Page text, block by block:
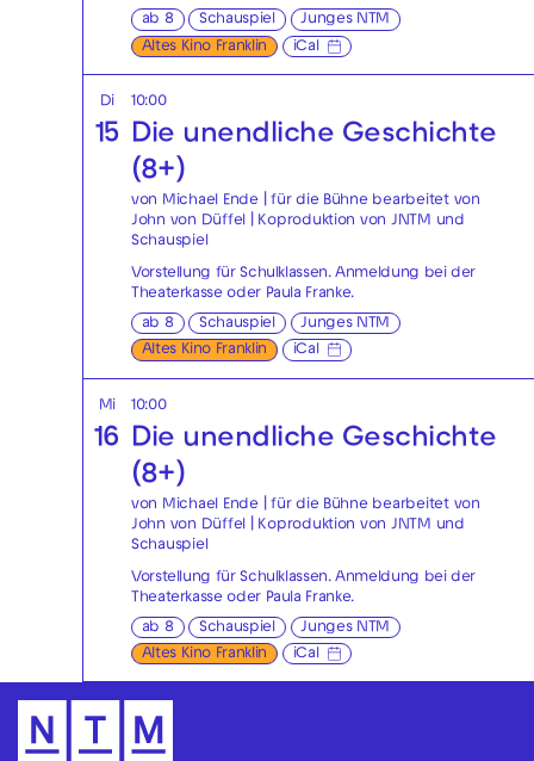
ab 8 Schauspiel
Junges NTM
Altes Kino Franklin
iCal
Di
15
10:00
Die unendliche Geschichte
(8+)
von Michael Ende | für die Bühne bearbeitet von
John von Düffel | Koproduktion von JNTM und
Schauspiel
Vorstellung für Schulklassen. Anmeldung bei der
Theaterkasseoder Paula Franke.
ab 8 Schauspiel
Junges NTM
Altes Kino Franklin
iCal
Mi
16
10:00
Die unendliche Geschichte
(8+)
von Michael Ende | für die Bühne bearbeitet von
John von Düffel | Koproduktion von JNTM und
Schauspiel
Vorstellung für Schulklassen. Anmeldung bei der
Theaterkasseoder Paula Franke.
ab 8 Schauspiel
Junges NTM
Altes Kino Franklin
iCal